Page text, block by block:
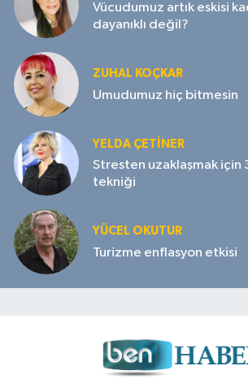
Vücudumuz artık eskisi
dayanıklı değil?
ZUHAL KOÇKAR
Umudumuz hiç bitmesin
YELDA ÇETİNER
Stresten uzaklaşmak için
tekniği
YÜCEL OKUTUR
Turizme enflasyon etkisi